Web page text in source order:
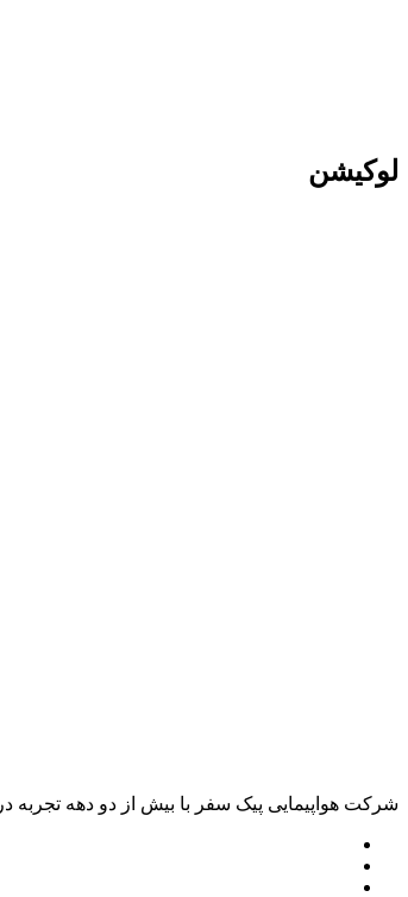
لوکیشن
شرکت هواپیمایی پیک سفر با بیش از دو دهه